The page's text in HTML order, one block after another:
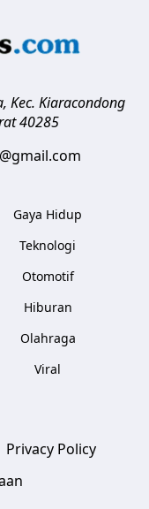
Kec. Kiaracondong
40285
Gaya Hidup
Teknologi
Otomotif
Hiburan
Olahraga
Viral
Privacy Policy